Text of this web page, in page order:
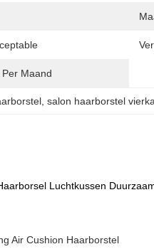
Maand
, salon haarborstel
Luchtkussen
Air Cushion Haarborstel